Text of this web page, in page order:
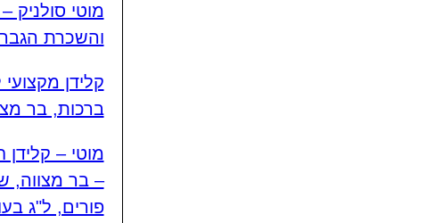
מוטי סולניק
והשכרת
קלידן
ברכות, בר
מוטי –
– בר מצווה,
פורים, ל"ג